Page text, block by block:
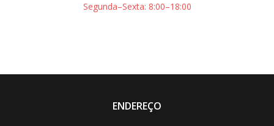
Segunda–Sexta: 8:00–18:00
ENDEREÇO